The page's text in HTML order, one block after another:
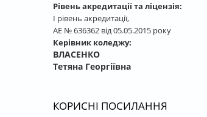
Рівень акредитації та ліцензія:
І рівень акредитації,
АЕ № 636362 від 05.05.2015 року
Керівник коледжу:
ВЛАСЕНКО
Тетяна Георгіївна
КОРИСНІ ПОСИЛАННЯ